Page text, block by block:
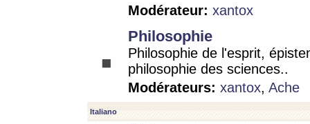
Modérateur: xantox
Philosophie
Philosophie de l'esprit,
philosophie des sciences..
Modérateurs: xantox, Ache
Italiano